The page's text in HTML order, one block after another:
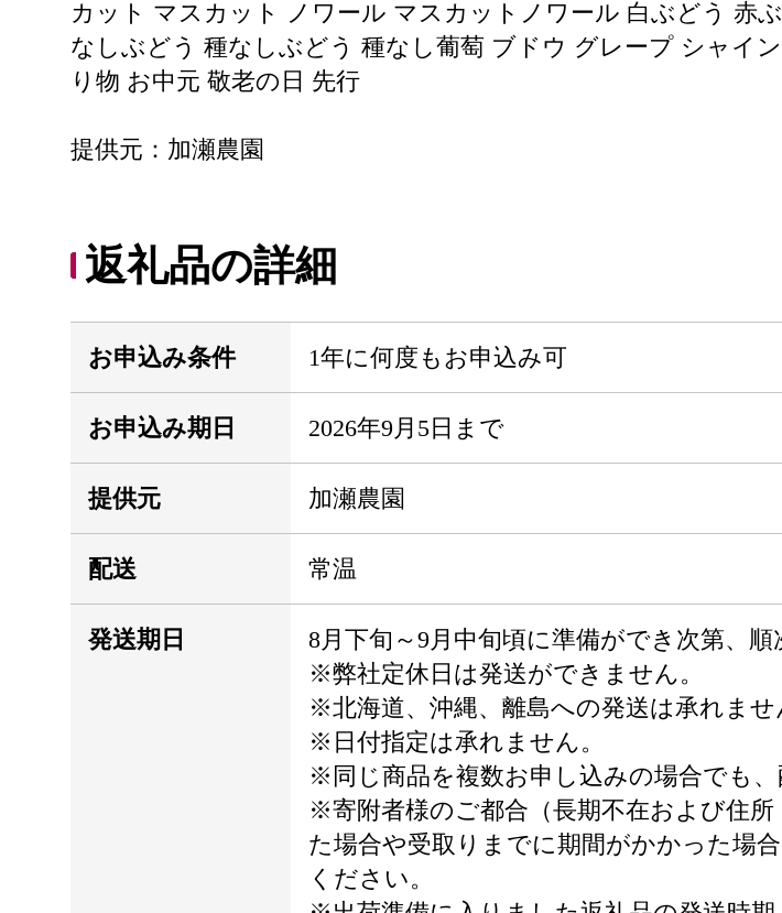
カット マスカット ノワール マスカットノワール 白ぶどう 赤
なしぶどう 種なしぶどう 種なし葡萄 ブドウ グレープ シャイ
り物 お中元 敬老の日 先行
提供元：加瀬農園
返礼品の詳細
お申込み条件 1年に何度もお申込み可
お申込み期日 2026年9月5日まで
提供元 加瀬農園
配送 常温
発送期日
8月下旬～9月中旬頃に準備ができ次第、順
※弊社定休日は発送ができません。
※北海道、沖縄、離島への発送は承れませ
※日付指定は承れません。
※同じ商品を複数お申し込みの場合でも、
※寄附者様のご都合（長期不在および住
た場合や受取りまでに期間がかかった場
ください。